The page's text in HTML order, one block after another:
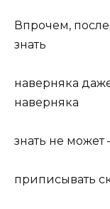
Впрочем,
знать
наверняка
наверняка
знать не
приписывать